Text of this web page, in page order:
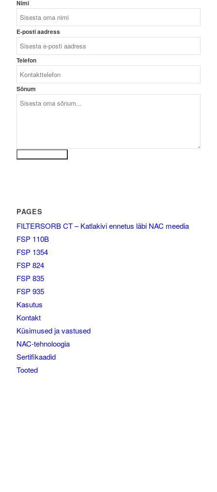
Nimi
E-posti aadress
Telefon
Sõnum
PAGES
FILTERSORB CT – Katlakivi ennetus läbi NAC meedia
FSP 110B
FSP 1354
FSP 824
FSP 835
FSP 935
Kasutus
Kontakt
Küsimused ja vastused
NAC-tehnoloogia
Sertifikaadid
Tooted